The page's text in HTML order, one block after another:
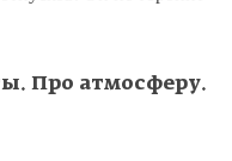
Про атмосферу.